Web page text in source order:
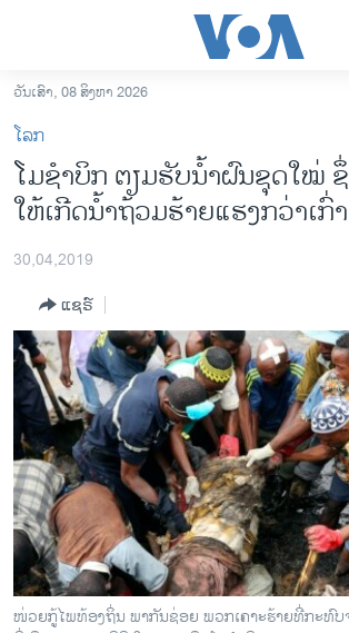
ເຂົ້າ
ຫາ
ຂ້າມ
ຂ້າມ
ຂ້າມ
ຫາ
ລາວ
ອາເມຣິກາ
ຂ່າວ​ຈີນ
ໂລກ
ເອເຊຍ
ອິດສະຫຼະພາບດ້ານການຂ່າວ
ຊີວິດຊາວລາວ
ຊຸມຊົນຊາວລາວ
ວິທະຍາສາດ-ເທັກໂນໂລຈີ
ທຸລະກິດ
ພາສາອັງກິດ
ວັນເສົາ, 08 ສິງຫາ 2026
ໂລກ
ໂມ​ຊຳ​ບິກ ຕຽມ​ຮັບ​ນ້ຳ​ຝົນ​ຊຸດ​ໃໝ່
ໃຫ້​​ເກີດນ້ຳ​ຖ້ວມ​ຮ້າຍ​ແຮງກວ່າ​ເກົ່າ
30,04,2019
ແຊຣ໌
ໜ່ວຍ​ກູ້​ໄພ​ທ້ອງ​ຖິ່ນ ພາ​ກັນ​ຊ່ອຍ ​ພວກ​ເຄາະ​ຮ້າຍ​ທີ່​ກະ​ທົບ​